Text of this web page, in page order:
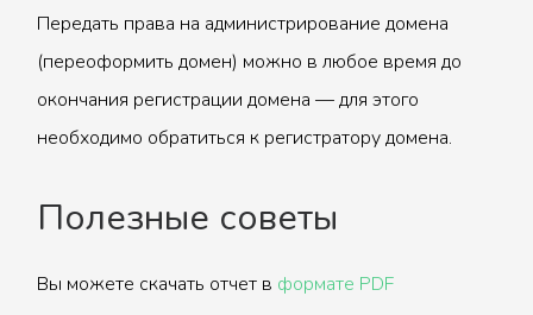
Передать права на администрирование домена
(переоформить домен) можно в любое время до
окончания регистрации домена — для этого
необходимо обратиться к регистратору домена.
Полезные советы
Вы можете скачать отчет в формате PDF